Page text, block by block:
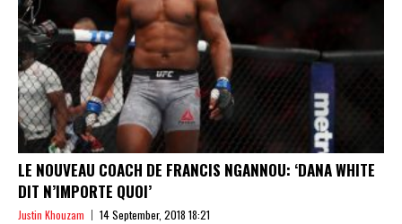
LE NOUVEAU COACH DE FRANCIS NGANNOU: ‘DANA WHITE
DIT N’IMPORTE QUOI’
Justin Khouzam 14 September, 2018 18:21